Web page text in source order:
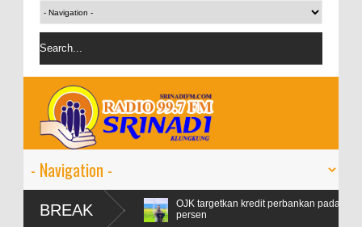
BREAK
Naik 99
OJK targetkan kredit perbankan pada 2024 tumbuh 9-11
persen